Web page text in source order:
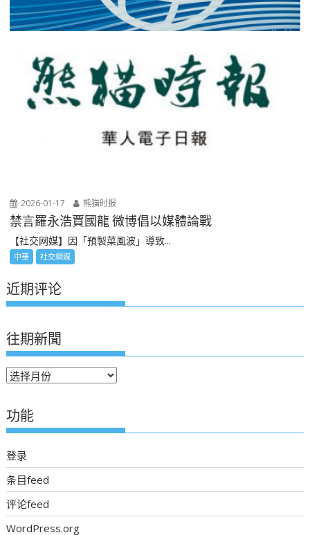
2026-01-17 熊猫时报
禁言羅永浩賈國龍 微博倡以媒體論戰
【社交网媒】因「預製菜風波」導致...
中華 社交網媒
近期评论
往期新聞
往
新
聞
功能
登录
条目feed
评论feed
WordPress.org